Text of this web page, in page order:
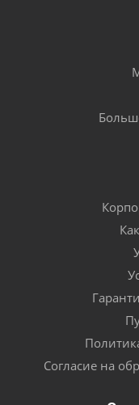
Согласие на